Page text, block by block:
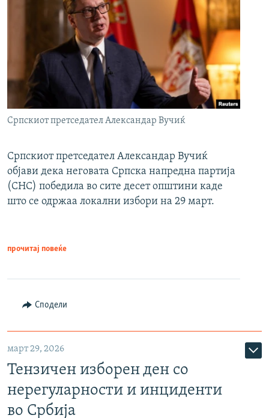
Српскиот претседател Александар Вучиќ
Српскиот претседател Александар Вучиќ
објави дека неговата Српска напредна партија
(СНС) победила во сите десет општини каде
што се одржаа локални избори на 29 март.
прочитај повеќе
Сподели
март 29, 2026
Тензичен изборен ден со
нерегуларности и инциденти
во Србија